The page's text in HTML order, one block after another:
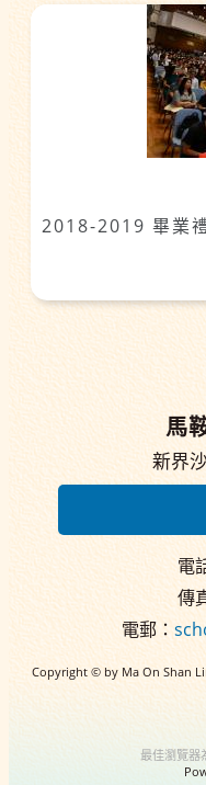
2018-2019 畢業
馬
新界
電
傳
電郵：
Copyright © by Ma On Shan
最佳瀏覽器